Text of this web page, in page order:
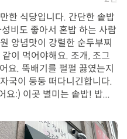
한 식당입니다. 간단한 솥밥
비도 좋아서 혼밥 하는 사람
양념맛이 강렬한 순두부찌
이 먹어야해요. 조개, 조그
요. 뚝배기를 펄펄 끓였는지
국이 둥둥 떠다니긴합니다.
요:) 이곳 별미는 솥밥! 밥...